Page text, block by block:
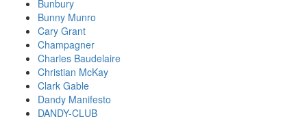
Bunbury
Bunny Munro
Cary Grant
Champagner
Charles Baudelaire
Christian McKay
Clark Gable
Dandy Manifesto
DANDY-CLUB